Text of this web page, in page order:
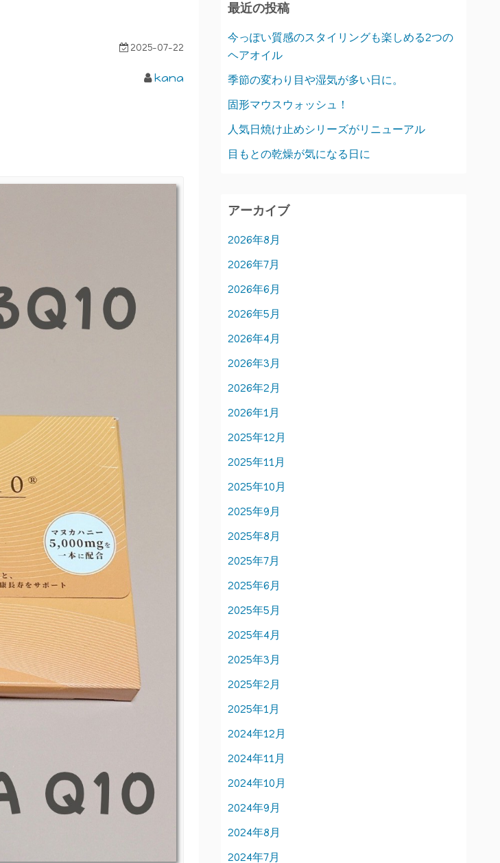
2025-07-22
kana
最近の投稿
今っぽい質感のスタイリングも楽しめる2つの
ヘアオイル
季節の変わり目や湿気が多い日に。
固形マウスウォッシュ！
人気日焼け止めシリーズがリニューアル
目もとの乾燥が気になる日に
アーカイブ
2026年8月
2026年7月
2026年6月
2026年5月
2026年4月
2026年3月
2026年2月
2026年1月
2025年12月
2025年11月
2025年10月
2025年9月
2025年8月
2025年7月
2025年6月
2025年5月
2025年4月
2025年3月
2025年2月
2025年1月
2024年12月
2024年11月
2024年10月
2024年9月
2024年8月
2024年7月